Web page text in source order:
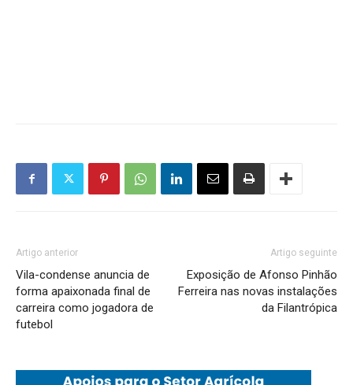
Artigo anterior
Vila-condense anuncia de
forma apaixonada final de
carreira como jogadora de
futebol
Artigo seguinte
Exposição de Afonso Pinhão
Ferreira nas novas instalações
da Filantrópica